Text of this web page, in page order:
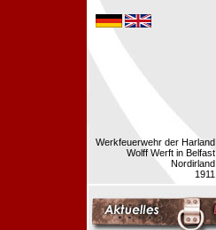
Werkfeuerwehr der Harland
Wolff Werft in Belfast
Nordirland
1911